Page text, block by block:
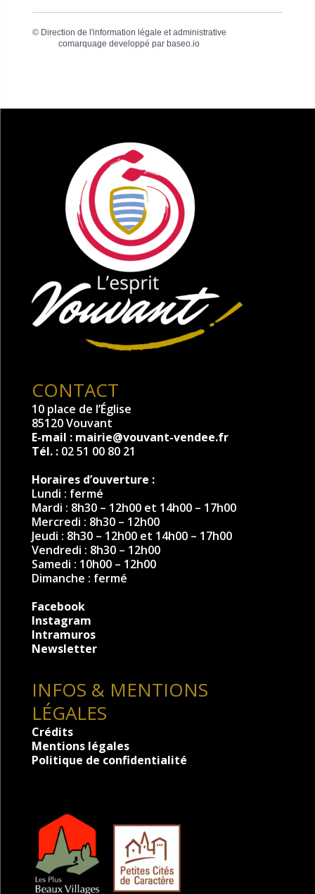
© Direction de l'information légale et administrative
comarquage developpé parbaseo.io
CONTACT
10 place de l’Église
85120 Vouvant
E-mail : mairie@vouvant-vendee.fr
Tél. : 02 51 00 80 21
Horaires d’ouverture :
Lundi : fermé
Mardi : 8h30 – 12h00 et 14h00 – 17h00
Mercredi : 8h30 – 12h00
Jeudi : 8h30 – 12h00 et 14h00 – 17h00
Vendredi : 8h30 – 12h00
Samedi : 10h00 – 12h00
Dimanche : fermé
Facebook
Instagram
Intramuros
Newsletter
INFOS & MENTIONS
LÉGALES
Crédits
Mentions légales
Politique de confidentialité